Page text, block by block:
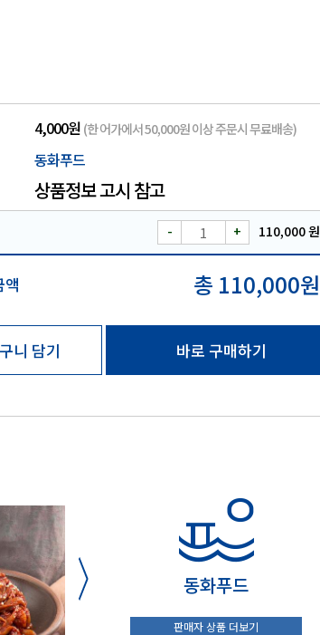
4,000원 (한 어가에서 50,000원 이상 주문시 무료배송)
동화푸드
상품정보 고시 참고
- + 110,000 원
액 총 110,000원
니 담기 바로 구매하기
동화푸드
판매자 상품 더보기